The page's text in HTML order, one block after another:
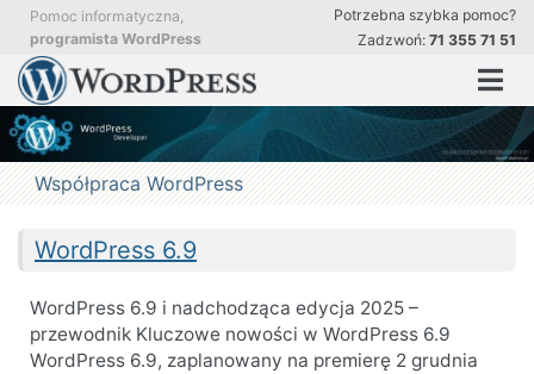
Przejdź
treści
Pomoc informatyczna,
programista WordPress
Potrzebna szybka pomoc?
Zadzwoń: 71 355 71 51
Pomoc
w
obsłudze
i
aktualizacji
strony
Aktualizacja
optymalizacja
Profesjonalna pomoc i stała obsługa stron WordPress
Współpraca WordPress
WordPress 6.9
WordPress 6.9 i nadchodząca edycja 2025 –
przewodnik Kluczowe nowości w WordPress 6.9
WordPress 6.9, zaplanowany na premierę 2 grudnia